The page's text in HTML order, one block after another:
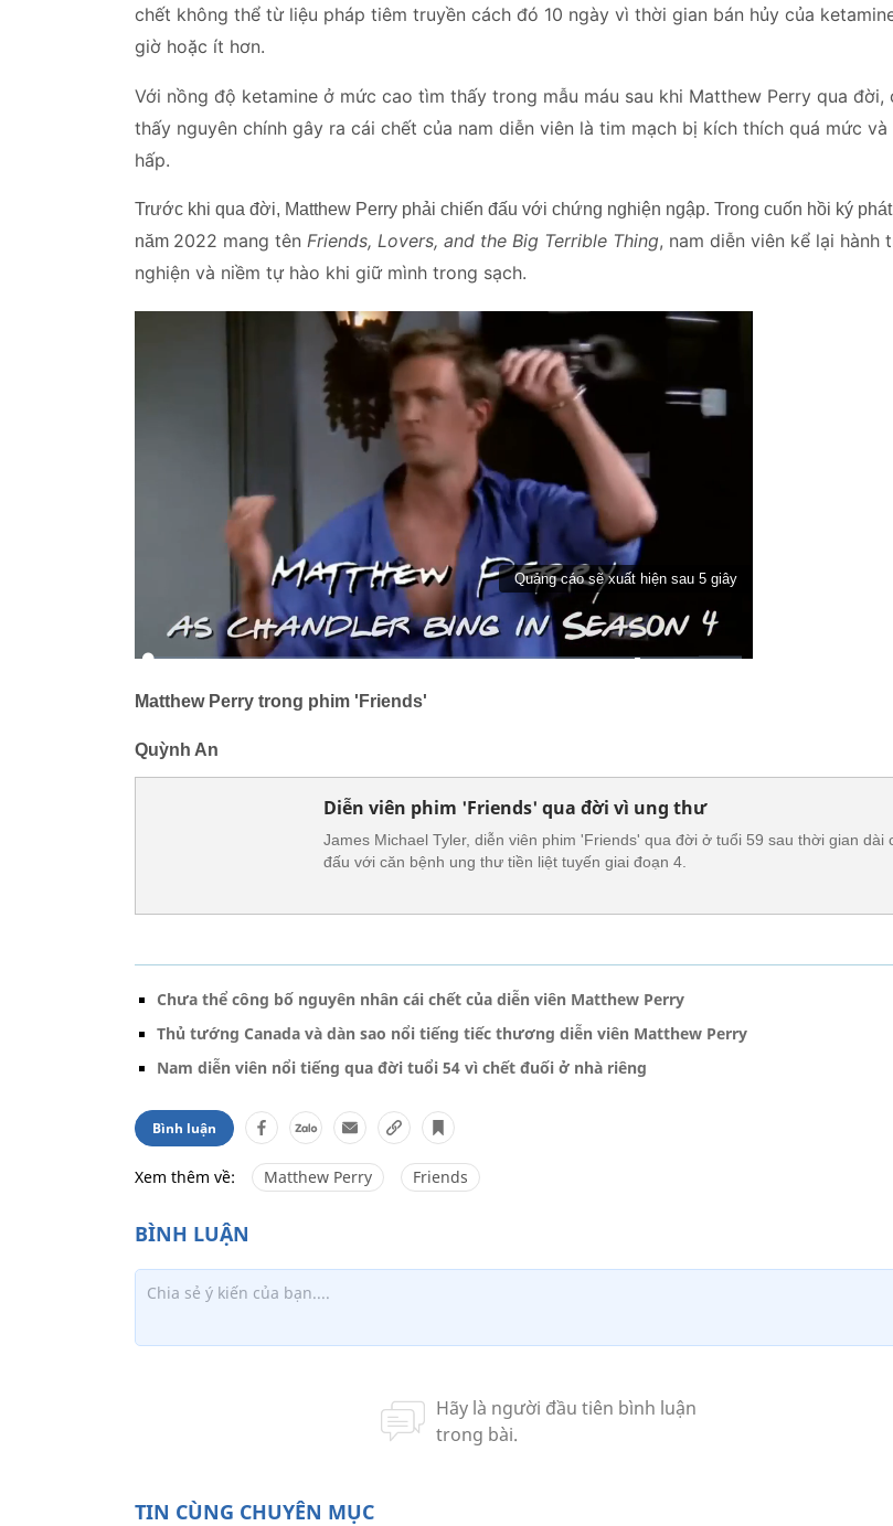
chết không thể từ liệu pháp tiêm truyền cách đó 10 ngày vì thời gian bán hủy của
giờ hoặc ít hơn.
Với nồng độ ketamine ở mức cao tìm thấy trong mẫu máu sau khi Matthew Perry qua đời,
thấy nguyên chính gây ra cái chết của nam diễn viên là tim mạch bị kích thích quá mức và
hấp.
Trước khi qua đời, Matthew Perry phải chiến đấu với chứng nghiện ngập. Trong cuốn hồi ký
năm 2022 mang tên Friends, Lovers, and the Big Terrible Thing, nam diễn viên kể lại hành
nghiện và niềm tự hào khi giữ mình trong sạch.
Matthew Perry trong phim 'Friends'
Quỳnh An
Diễn viên phim 'Friends' qua đời vì ung thư
James Michael Tyler, diễn viên phim 'Friends' qua đời ở tuổi 59 sau thời gian dài
đấu với căn bệnh ung thư tiền liệt tuyến giai đoạn 4.
Chưa thể công bố nguyên nhân cái chết của diễn viên Matthew Perry
Thủ tướng Canada và dàn sao nổi tiếng tiếc thương diễn viên Matthew Perry
Nam diễn viên nổi tiếng qua đời tuổi 54 vì chết đuối ở nhà riêng
Bình luận
Xem thêm về: Matthew Perry Friends
TIN CÙNG CHUYÊN MỤC